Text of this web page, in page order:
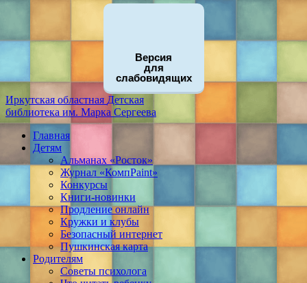
Версия
для
слабовидящих
Иркутская областная Детская
библиотека им. Марка Сергеева
Главная
Детям
Альманах «Росток»
Журнал «КомпPaint»
Конкурсы
Книги-новинки
Продление онлайн
Кружки и клубы
Безопасный интернет
Пушкинская карта
Родителям
Советы психолога